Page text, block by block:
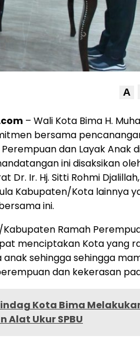
A
– Wali Kota Bima H.
bersama
dan Layak Anak
ini disaksikan
Dr. Ir. Hj. Sitti Rohmi Djalillah,
Kabupaten/Kota lainnya
ini.
Ramah
menciptakan Kota yang
sehingga sehingga
dan kekerasan
Kota Bima
Alat Ukur SPBU